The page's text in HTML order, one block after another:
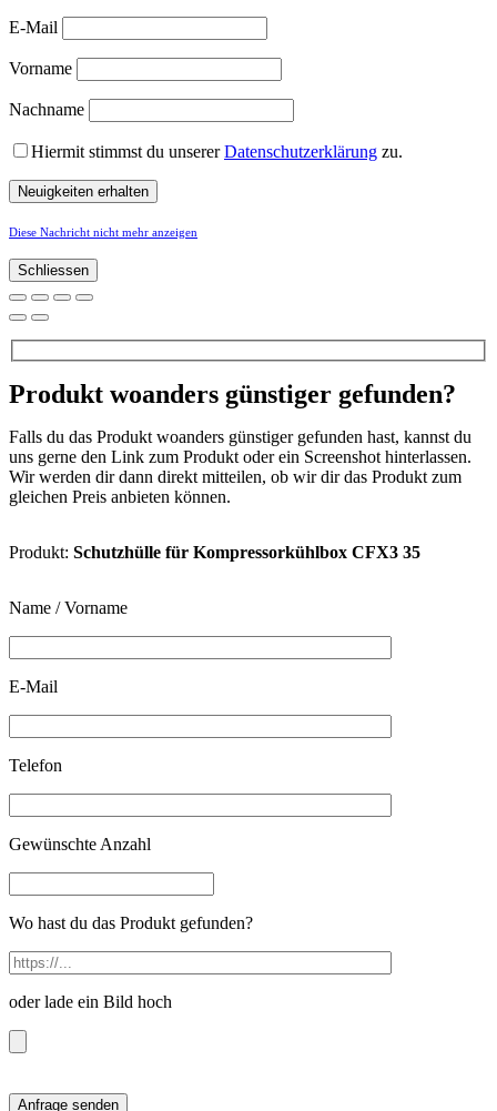
E-Mail
Vorname
Nachname
Hiermit stimmst du unsererDatenschutzerklärung zu.
Diese Nachricht nicht mehr anzeigen
Schliessen
Produkt woanders günstiger gefunden?
Falls du das Produkt woanders günstiger gefunden hast, kannst du
uns gerne den Link zum Produkt oder ein Screenshot hinterlassen.
Wir werden dir dann direkt mitteilen, ob wir dir das Produkt zum
gleichen Preis anbieten können.
Produkt: Schutzhülle für Kompressorkühlbox CFX3 35
Name / Vorname
E-Mail
Telefon
Gewünschte Anzahl
Wo hast du das Produkt gefunden?
oder lade ein Bild hoch
Anfrage senden